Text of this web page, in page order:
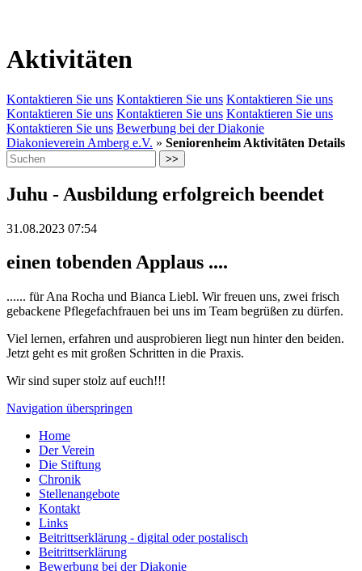
Aktivitäten
Kontaktieren Sie uns Kontaktieren Sie uns Kontaktieren Sie uns
Kontaktieren Sie uns Kontaktieren Sie uns Kontaktieren Sie uns
Kontaktieren Sie uns Bewerbung bei der Diakonie
Diakonieverein Amberg e.V. » Seniorenheim Aktivitäten Details
>>
Juhu - Ausbildung erfolgreich beendet
31.08.2023 07:54
einen tobenden Applaus ....
...... für Ana Rocha und Bianca Liebl. Wir freuen uns, zwei frisch
gebackene Pflegefachfrauen bei uns im Team begrüßen zu dürfen.
Viel lernen, erfahren und ausprobieren liegt nun hinter den beiden.
Jetzt geht es mit großen Schritten in die Praxis.
Wir sind super stolz auf euch!!!
Navigation überspringen
Home
Der Verein
Die Stiftung
Chronik
Stellenangebote
Kontakt
Links
Beitrittserklärung - digital oder postalisch
Beitrittserklärung
Bewerbung bei der Diakonie